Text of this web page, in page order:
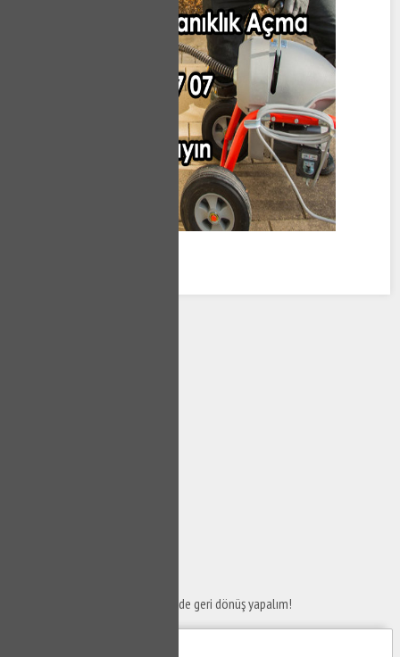
Taleplerinizi bize iletin en kısa sürede geri dönüş yapalım!